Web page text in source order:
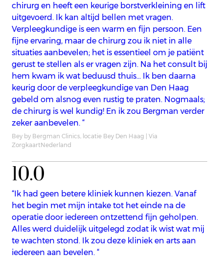
chirurg en heeft een keurige borstverkleining en lift
uitgevoerd. Ik kan altijd bellen met vragen.
Verpleegkundige is een warm en fijn persoon. Een
fijne ervaring, maar de chirurg zou ik niet in alle
situaties aanbevelen; het is essentieel om je patiënt
gerust te stellen als er vragen zijn. Na het consult bij
hem kwam ik wat beduusd thuis… Ik ben daarna
keurig door de verpleegkundige van Den Haag
gebeld om alsnog even rustig te praten. Nogmaals;
de chirurg is wel kundig! En ik zou Bergman verder
zeker aanbevelen. “
Bey by Bergman Clinics, locatie Bey Den Haag | Via
ZorgkaartNederland
10.0
“Ik had geen betere kliniek kunnen kiezen. Vanaf
het begin met mijn intake tot het einde na de
operatie door iedereen ontzettend fijn geholpen.
Alles werd duidelijk uitgelegd zodat ik wist wat mij
te wachten stond. Ik zou deze kliniek en arts aan
iedereen aan bevelen. “